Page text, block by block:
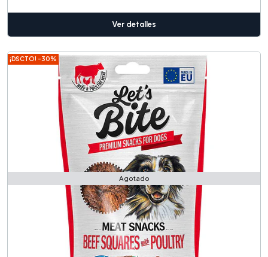
Ver detalles
¡DSCTO! -30%
Agotado